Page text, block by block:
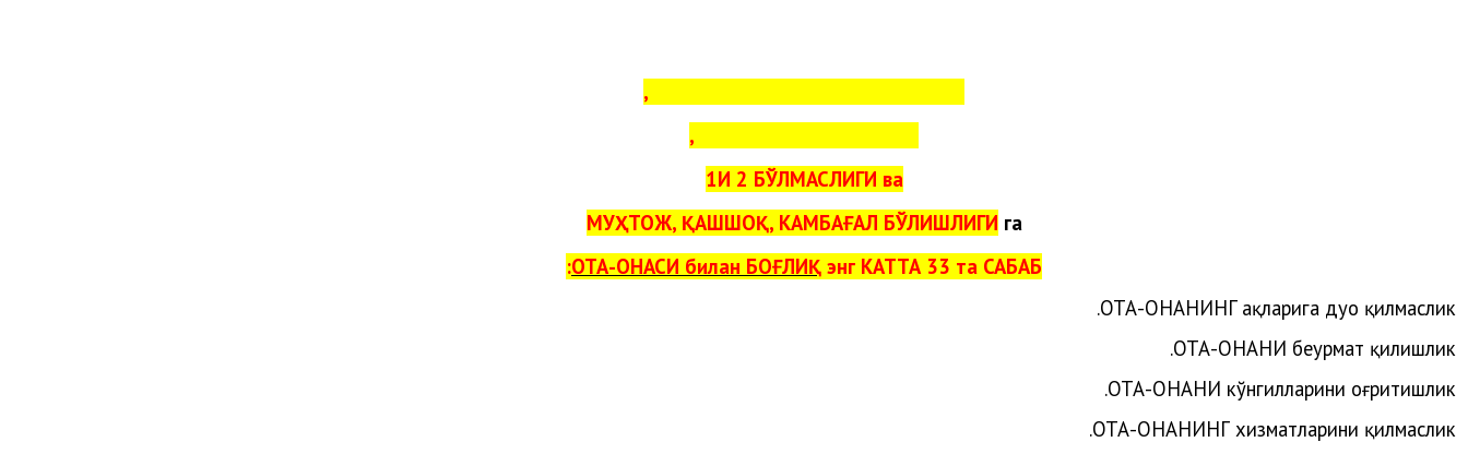
1И 2 БЎЛМАСЛИГИ ва
МУҲТОЖ, ҚАШШОҚ, КАМБАҒАЛ БЎЛИШЛИГИ га
ОТА-ОНАСИ билан БОҒЛИҚ энг КАТТА 33 та САБАБ:
ОТА-ОНАНИНГ ҳақларига дуо қилмаслик
.
ОТА-ОНАНИ беҳурмат қилишлик.
ОТА-ОНАНИ кўнгилларини оғритишлик.
ОТА-ОНАНИНГ хизматларини қилмаслик.